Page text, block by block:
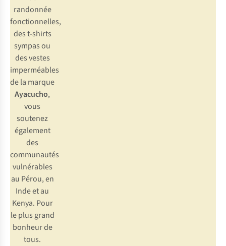
randonnée
fonctionnelles,
des t-shirts
sympas ou
des vestes
imperméables
de la marque
Ayacucho,
vous
soutenez
également
des
communautés
vulnérables
au Pérou, en
Inde et au
Kenya. Pour
le plus grand
bonheur de
tous.